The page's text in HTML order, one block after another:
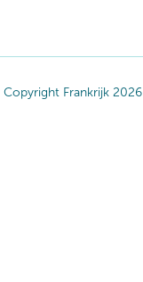
Copyright Frankrijk 2026